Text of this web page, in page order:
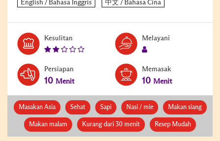
Kesulitan Melayani
Persiapan
10 Menit
Memasak
10 Menit
Masakan Asia Sehat Sapi Nasi / mie Makan siang
Makan malam Kurang dari 30 menit Resep Mudah